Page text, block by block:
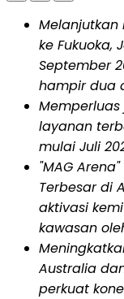
ke Fukuoka,
September
hampir dua
layanan
mulai Juli
"MAG
Terbesar di
aktivasi
kawasan
Australia
perkuat